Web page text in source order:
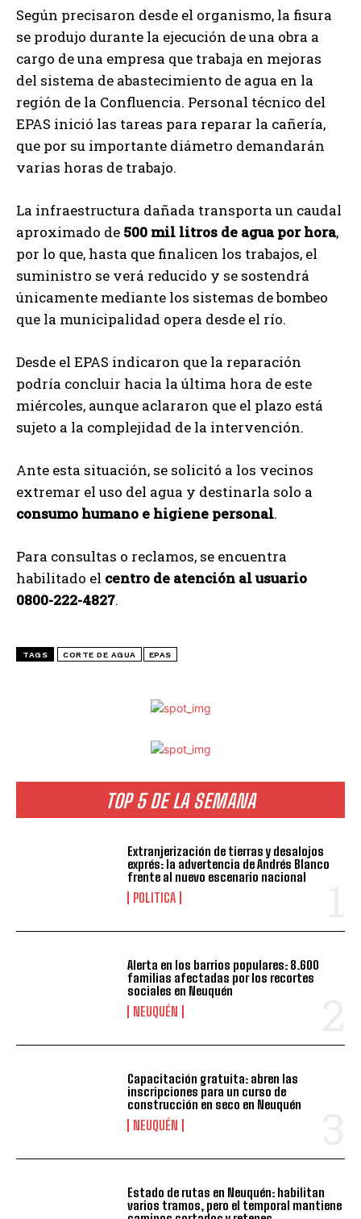
TOP 5 DE LA SEMANA
Extranjerización de tierras y desalojos
exprés: la advertencia de Andrés Blanco
frente al nuevo escenario nacional
POLITICA
Alerta en los barrios populares: 8.600
familias afectadas por los recortes
sociales en Neuquén
NEUQUÉN
Capacitación gratuita: abren las
inscripciones para un curso de
construcción en seco en Neuquén
NEUQUÉN
Estado de rutas en Neuquén: habilitan
varios tramos, pero el temporal mantiene
Según precisaron desde el organismo, la fisura
se produjo durante la ejecución de una obra a
cargo de una empresa que trabaja en mejoras
del sistema de abastecimiento de agua en la
región de la Confluencia. Personal técnico del
EPAS inició las tareas para reparar la cañería,
que por su importante diámetro demandarán
varias horas de trabajo.
La infraestructura dañada transporta un caudal
aproximado de 500 mil litros de agua por hora,
por lo que, hasta que finalicen los trabajos, el
suministro se verá reducido y se sostendrá
únicamente mediante los sistemas de bombeo
que la municipalidad opera desde el río.
Desde el EPAS indicaron que la reparación
podría concluir hacia la última hora de este
miércoles, aunque aclararon que el plazo está
sujeto a la complejidad de la intervención.
Ante esta situación, se solicitó a los vecinos
extremar el uso del agua y destinarla solo a
consumo humano e higiene personal.
Para consultas o reclamos, se encuentra
habilitado el centro de atención al usuario
0800-222-4827.
TAGS CORTE DE AGUA EPAS